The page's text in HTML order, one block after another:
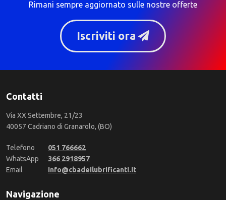
Rimani sempre aggiornato sulle nostre offerte
Iscriviti ora
Contatti
Via XX Settembre, 21/23
40057 Cadriano di Granarolo, (BO)
Telefono
051 766662
WhatsApp
366 2918957
Email
info@cbadeilubrificanti.it
Navigazione